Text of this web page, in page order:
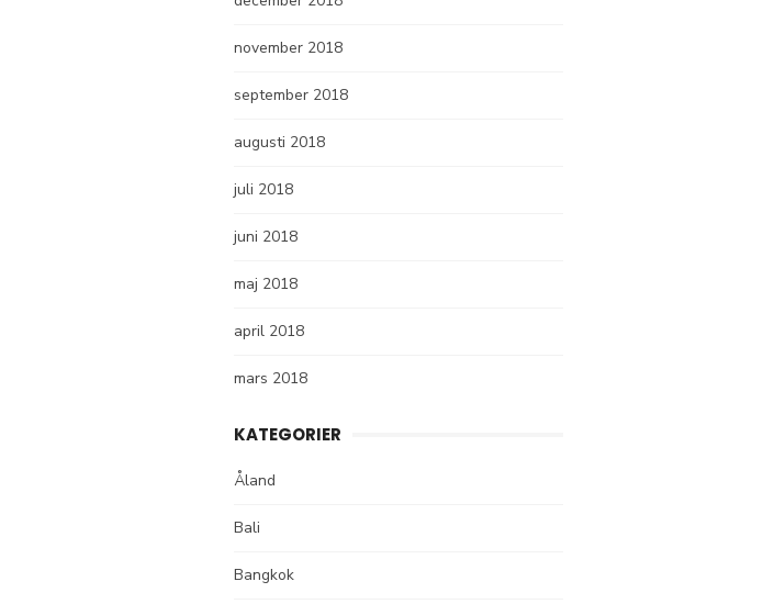
november 2018
september 2018
augusti 2018
juli 2018
juni 2018
maj 2018
april 2018
mars 2018
KATEGORIER
Åland
Bali
Bangkok